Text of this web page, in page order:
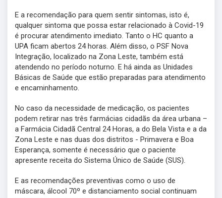
E a recomendação para quem sentir sintomas, isto é,
qualquer sintoma que possa estar relacionado à Covid-19
é procurar atendimento imediato. Tanto o HC quanto a
UPA ficam abertos 24 horas. Além disso, o PSF Nova
Integração, localizado na Zona Leste, também está
atendendo no período noturno. E há ainda as Unidades
Básicas de Saúde que estão preparadas para atendimento
e encaminhamento.
No caso da necessidade de medicação, os pacientes
podem retirar nas três farmácias cidadãs da área urbana –
a Farmácia Cidadã Central 24 Horas, a do Bela Vista e a da
Zona Leste e nas duas dos distritos - Primavera e Boa
Esperança, somente é necessário que o paciente
apresente receita do Sistema Único de Saúde (SUS).
E as recomendações preventivas como o uso de
máscara, álcool 70º e distanciamento social continuam